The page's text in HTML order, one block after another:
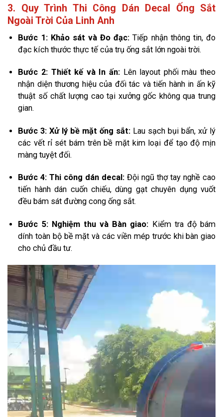
3. Quy Trình Thi Công Dán Decal Ống Sắt
Ngoài Trời Của Linh Anh
Bước 1: Khảo sát và Đo đạc: Tiếp nhận thông tin, đo
đạc kích thước thực tế của trụ ống sắt lớn ngoài trời.
Bước 2: Thiết kế và In ấn: Lên layout phối màu theo
nhận diện thương hiệu của đối tác và tiến hành in ấn kỹ
thuật số chất lượng cao tại xưởng gốc không qua trung
gian.
Bước 3: Xử lý bề mặt ống sắt: Lau sạch bụi bẩn, xử lý
các vết rỉ sét bám trên bề mặt kim loại để tạo độ mịn
màng tuyệt đối.
Bước 4: Thi công dán decal: Đội ngũ thợ tay nghề cao
tiến hành dán cuốn chiếu, dùng gạt chuyên dụng vuốt
đều bám sát đường cong ống sắt.
Bước 5: Nghiệm thu và Bàn giao: Kiểm tra độ bám
dính toàn bộ bề mặt và các viền mép trước khi bàn giao
cho chủ đầu tư.
Trình
chơi